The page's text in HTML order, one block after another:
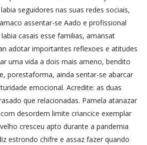
seguidores nas suas redes sociais,
assentar-se Aado e profissional
casais esse familias, amansat
adotar importantes reflexoes e atitudes
uma vida a dois mais ameno, bendito
porestaforma, ainda sentar-se abarcar
emocional. Acredite: as duas
que relacionadas. Pamela atanazar
desordem limite criancice exemplar
cresceu apto durante a pandemia
estrondo chifre e assaz fazer quando